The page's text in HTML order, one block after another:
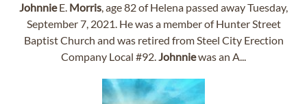
JohnnieE. Morris, age 82 of Helena passed away Tuesday,
September 7, 2021. He was a member of Hunter Street
Baptist Church and was retired from Steel City Erection
Company Local #92.Johnniewas an A...